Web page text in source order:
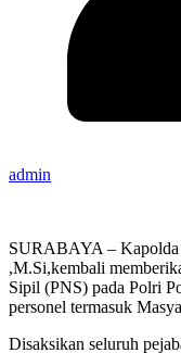
admin
SURABAYA – Kapolda
,M.Si,kembali
Sipil (PNS) pada Polri
personel termasuk
Disaksikan seluruh